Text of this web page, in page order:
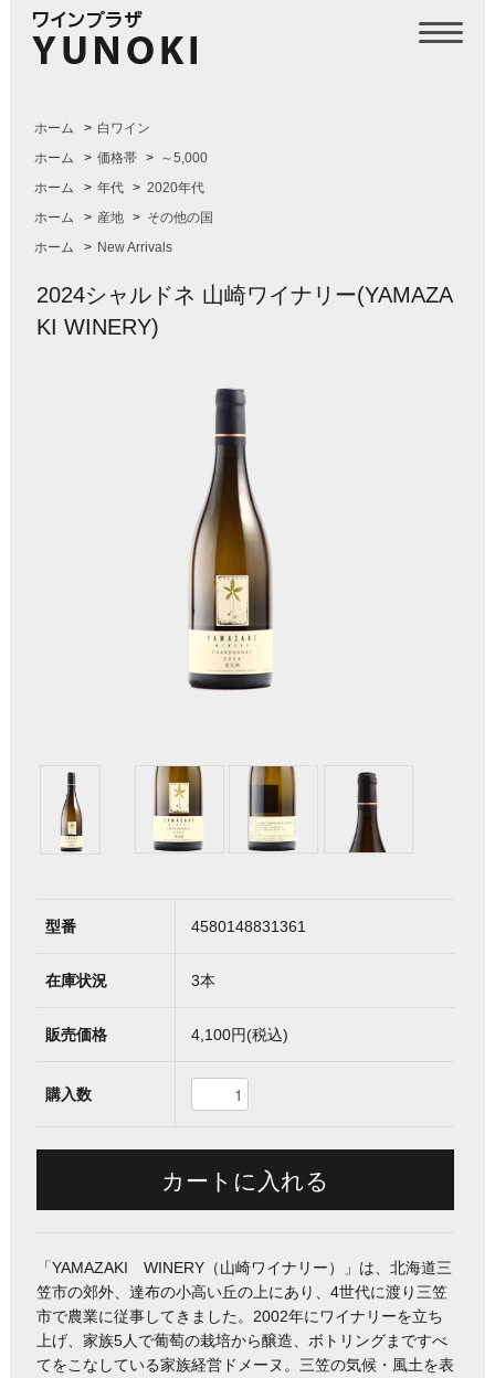
ホーム > 白ワイン
ホーム
> 価格帯 > ～5,000
ホーム
> 年代 > 2020年代
ホーム
> 産地 > その他の国
ホーム
> New Arrivals
2024シャルドネ 山崎ワイナリー(YAMAZA
KI WINERY)
型番 4580148831361
在庫状況 3本
販売価格 4,100円(税込)
購入数
「YAMAZAKI WINERY（山崎ワイナリー）」は、北海道三
笠市の郊外、達布の小高い丘の上にあり、4世代に渡り三笠
市で農業に従事してきました。2002年にワイナリーを立ち
上げ、家族5人で葡萄の栽培から醸造、ボトリングまですべ
てをこなしている家族経営ドメーヌ。三笠の気候・風土を表